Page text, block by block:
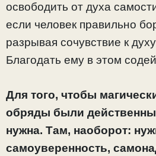
освободить от духа
если человек правильно
разрывая сочувствие к
Благодать ему в этом
Для того, чтобы
обряды были
нужна. Там, наоборот:
самоуверенность,